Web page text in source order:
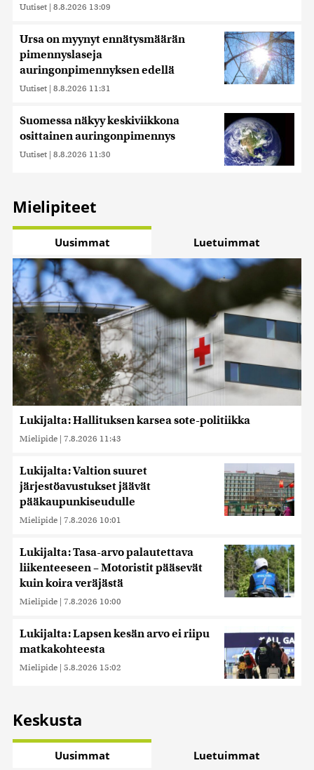
Uutiset | 8.8.2026 13:09
Ursa on myynyt ennätysmäärän
pimennyslaseja
auringonpimennyksen edellä
Uutiset | 8.8.2026 11:31
Suomessa näkyy keskiviikkona
osittainen auringonpimennys
Uutiset | 8.8.2026 11:30
Mielipiteet
Uusimmat Luetuimmat
Lukijalta: Hallituksen karsea sote-politiikka
Mielipide | 7.8.2026 11:43
Lukijalta: Valtion suuret
järjestöavustukset jäävät
pääkaupunkiseudulle
Mielipide | 7.8.2026 10:01
Lukijalta: Tasa-arvo palautettava
liikenteeseen – Motoristit pääsevät
kuin koira veräjästä
Mielipide | 7.8.2026 10:00
Lukijalta: Lapsen kesän arvo ei riipu
matkakohteesta
Mielipide | 5.8.2026 15:02
Keskusta
Uusimmat Luetuimmat